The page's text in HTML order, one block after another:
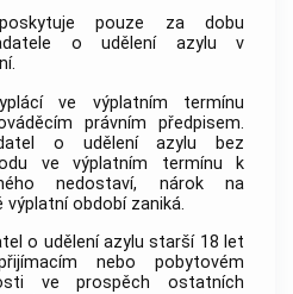
pouze za dobu
o udělení azylu v
ve výplatním termínu
právním předpisem.
o udělení azylu bez
ve výplatním termínu k
nedostaví, nárok na
výplatní období zaniká.
o udělení azylu starší 18 let
nebo pobytovém
ve prospěch ostatních